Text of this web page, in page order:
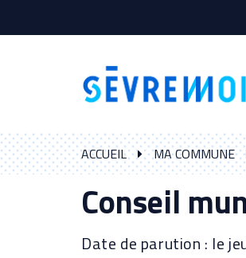
ACCUEIL MA COMMUNE
Conseil
Date de parution : le